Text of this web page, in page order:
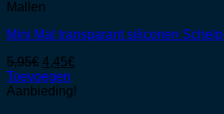
Mallen
Mini Mal transparant siliconen Schelp
5,95€ Oorspronkelijke
prijs
was:
4,45€
is:
Toevoegen
Aanbieding!